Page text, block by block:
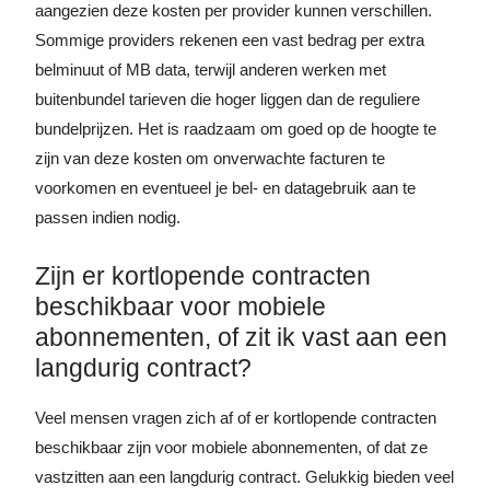
aangezien deze kosten per provider kunnen verschillen.
Sommige providers rekenen een vast bedrag per extra
belminuut of MB data, terwijl anderen werken met
buitenbundel tarieven die hoger liggen dan de reguliere
bundelprijzen. Het is raadzaam om goed op de hoogte te
zijn van deze kosten om onverwachte facturen te
voorkomen en eventueel je bel- en datagebruik aan te
passen indien nodig.
Zijn er kortlopende contracten
beschikbaar voor mobiele
abonnementen, of zit ik vast aan een
langdurig contract?
Veel mensen vragen zich af of er kortlopende contracten
beschikbaar zijn voor mobiele abonnementen, of dat ze
vastzitten aan een langdurig contract. Gelukkig bieden veel